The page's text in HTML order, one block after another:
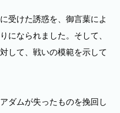
受けた誘惑を、御言葉によ
になられました。そして、
して、戦いの模範を示して
ダムが失ったものを挽回し